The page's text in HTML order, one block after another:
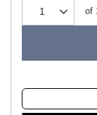
of